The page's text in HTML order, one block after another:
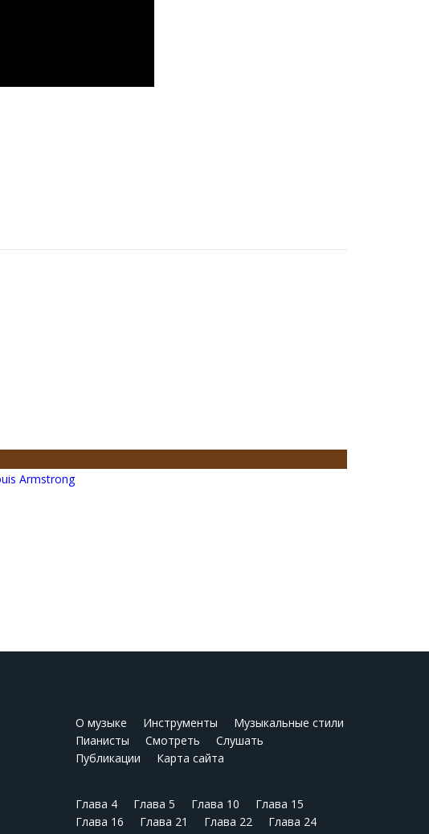
О музыке Инструменты
Музыкальные стили
Пианисты
Смотреть
Слушать
Публикации
Карта сайта
Глава 4 Глава 5 Глава 10
Глава 15
Глава 16
Глава 21 Глава 22
Глава 24